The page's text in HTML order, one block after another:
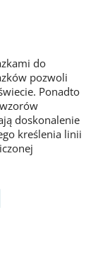
do
pozwoli
Ponadto
doskonalenie
kreślenia linii